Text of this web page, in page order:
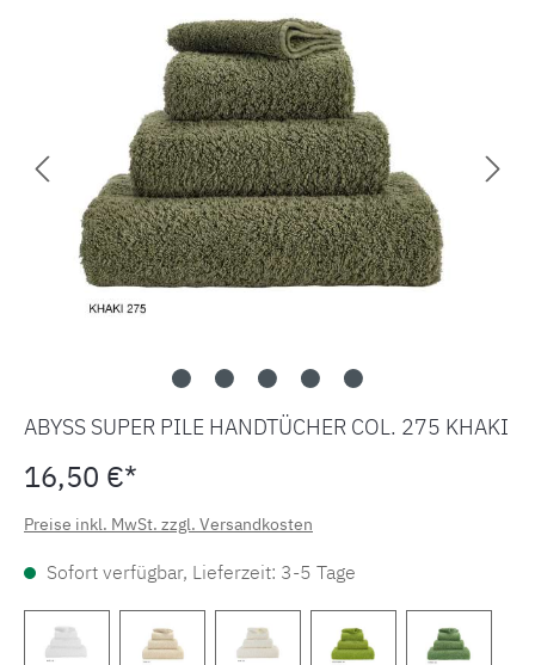
ABYSS SUPER PILE HANDTÜCHER COL. 275 KHAKI
16,50 €*
Preise inkl. MwSt. zzgl. Versandkosten
Sofort verfügbar, Lieferzeit: 3-5 Tage